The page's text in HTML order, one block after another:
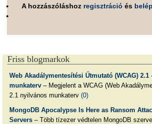
A hozzászóláshoz regisztráció és
Friss blogmarkok
Web Akadálymentesítési Útmutató (WCAG)
munkaterv– Megjelent a WCAG (Web
2.1 nyilvános munkaterv (0)
MongoDB Apocalypse Is Here as Ransom
Servers– Több tízezer védtelen MongoDB